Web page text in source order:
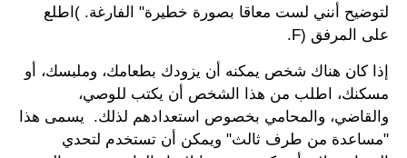
لتوضيح أنني لست معاقا بصورة خطيرة" الفارغة. )اطلع
على المرفق (F.
إذا كان هناك شخص يمكنه أن يزودك بطعامك، وملبسك، أو
مسكنك، اطلب من هذا الشخص أن يكتب للوصي،
والقاضي، والمحامي بخصوص استعدادهم لذلك. يسمى هذا
"مساعدة من طرف ثالث" ويمكن أن تستخدم لتحدي